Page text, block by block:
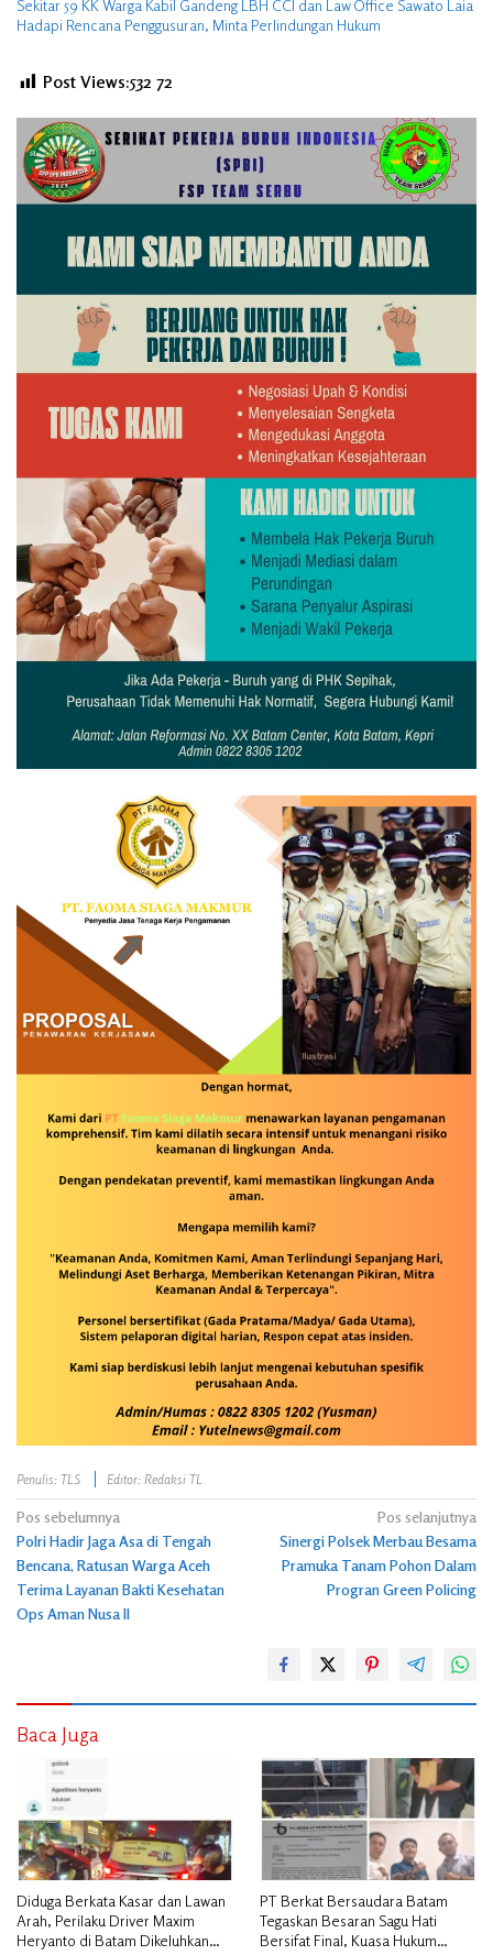
Sekitar 59 KK Warga Kabil Gandeng LBH CCI dan Law Office Sawato Laia
Hadapi Rencana Penggusuran, Minta Perlindungan Hukum
Post Views:532 72
Penulis: TLS Editor: Redaksi TL
Navigasi
pos
Pos sebelumnya
Polri Hadir Jaga Asa di Tengah
Bencana, Ratusan Warga Aceh
Terima Layanan Bakti Kesehatan
Ops Aman Nusa II
Pos selanjutnya
Sinergi Polsek Merbau Besama
Pramuka Tanam Pohon Dalam
Progran Green Policing
Baca Juga
Diduga Berkata Kasar dan Lawan
Arah, Perilaku Driver Maxim
Heryanto di Batam Dikeluhkan
PT Berkat Bersaudara Batam
Tegaskan Besaran Sagu Hati
Bersifat Final, Kuasa Hukum